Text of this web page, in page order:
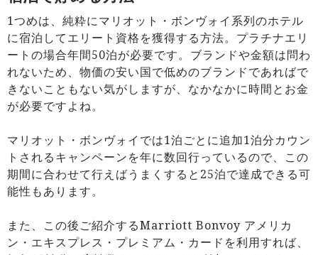
1つめは、純粋にマリオット・ボンヴォイ系列のホテル
に宿泊してエリート資格を獲得する方法。プラチナエリ
ートの場合年間50泊が必要です。ブランドや金額は問わ
れないため、物価の安い国で低めのブランドであればで
きないこともない気がしますが、なかなかに時間とお金
が必要ですよね。
マリオット・ボンヴォイでは1泊ごとに追加1泊分カウン
トされるキャンペーンを年に数回行っているので、この
期間に合わせて行えばうまくすると25泊で達成できる可
能性もあります。
また、この後ご紹介するMarriott Bonvoy アメリカ
ン・エキスプレス・プレミアム・カードを利用すれば、